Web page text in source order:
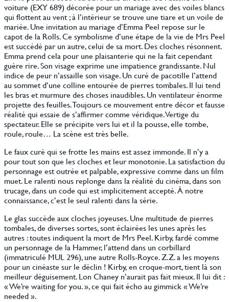
voiture (EXY 689) décorée pour un mariage avec des voiles blancs
qui flottent au vent ; à l’intérieur se trouve une tiare et un voile de
mariée. Une invitation au mariage d’Emma Peel repose sur le
capot de la Rolls. Ce symbolisme d’une étape de la vie de Mrs Peel
est succédé par un autre, celui de sa mort. Des cloches résonnent.
Emma prend cela pour une plaisanterie qui ne la fait cependant
guère rire. Son visage exprime une impatience grandissante. Nul
indice de peur n’assaille son visage. Un curé de pacotille l’attend
au sommet d’une colline entourée de pierres tombales. Il lui tend
les bras et murmure des choses inaudibles. Un ventilateur énorme
projette des feuilles. Toujours ce mouvement entre décor et fausse
réalité qui essaie de s’affirmer comme véridique. Vertige du
spectateur. Elle se précipite vers lui et il la pousse, elle tombe,
roule, roule… La scène est très belle.
Le faux curé qui se frotte les mains est assez immonde. Il n’y a
pour tout son que les cloches et leur monotonie. La satisfaction du
personnage est outrée et palpable, expressive comme dans un film
muet. Le ralenti nous replonge dans la réalité du cinéma, dans son
trucage, dans un code qui est implicitement accepté. À notre
connaissance, c’est le seul ralenti dans la série.
Le glas succède aux cloches joyeuses. Une multitude de pierres
tombales, de diverses sortes, sont éclairées les unes après les
autres : toutes indiquent la mort de Mrs Peel. Kirby, fardé comme
un personnage de la Hammer, l’attend dans un corbillard
(immatriculé MUL 296), une autre Rolls-Royce. Z.Z. a les moyens
pour un cinéaste sur le déclin ! Kirby, en croque-mort, tient là son
meilleur déguisement. Lon Chaney n’aurait pas fait mieux. Il lui dit :
« We’re waiting for you. », ce qui fait écho au gimmick « We’re
needed ».